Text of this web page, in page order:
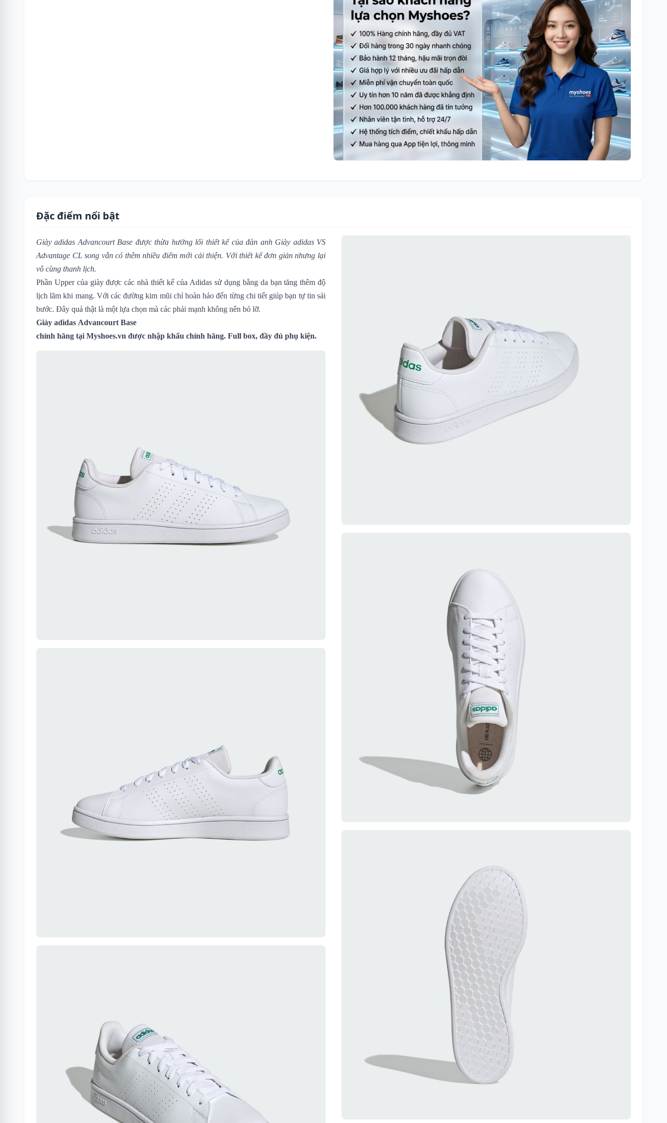
Đặc điểm nổi bật
Giày adidas Advancourt Base được thừa hưởng lối thiết kế của đàn anh Giày adidas VS
Advantage CL song vẫn có thêm nhiều điểm mới cải thiện. Với thiết kế đơn giản nhưng lại
vô cùng thanh lịch.
Phần Upper của giày được các nhà thiết kế của Adidas sử dụng bằng da bạn tăng thêm độ
lịch lãm khi mang. Với các đường kim mũi chỉ hoàn hảo đến từng chi tiết giúp bạn tự tin sải
bước. Đây quả thật là một lựa chọn mà các phải mạnh không nên bỏ lỡ.
Giày adidas Advancourt Base
chính hãng tại Myshoes.vn được nhập khẩu chính hãng. Full box, đầy đủ phụ kiện.